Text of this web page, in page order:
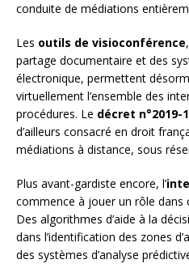
conduite de médiations
Les outils de visioconférence
partage documentaire et des
électronique, permettent
virtuellement l’ensemble des
procédures. Le décret n°2019-
d’ailleurs consacré en droit
médiations à distance, sous
Plus avant-gardiste encore, l’
commence à jouer un rôle dans
Des algorithmes d’aide à la
dans l’identification des zones
des systèmes d’analyse